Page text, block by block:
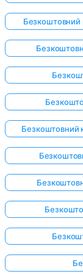
Безкоштовний
Безкоштовний